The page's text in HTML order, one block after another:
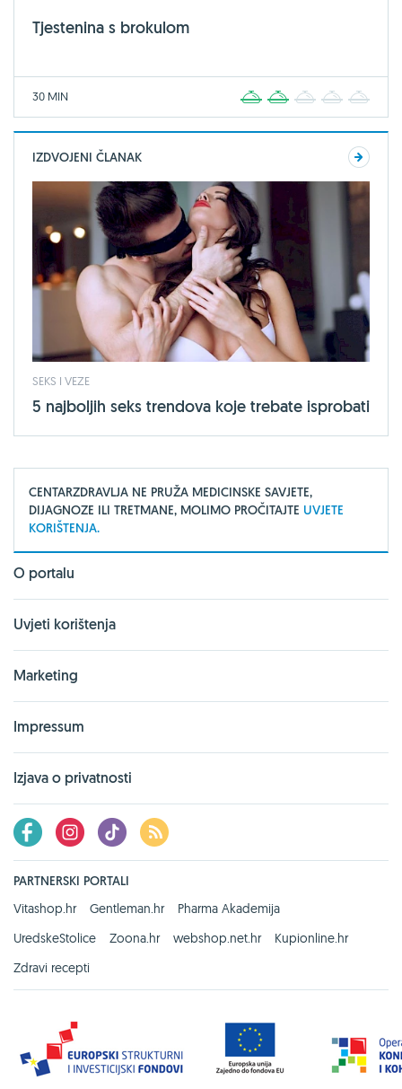
Tjestenina s brokulom
30 MIN 2 3 4
IZDVOJENI ČLANAK
SEKS I VEZE
5 najboljih seks trendova koje trebate isprobati
CENTARZDRAVLJA NE PRUŽA MEDICINSKE SAVJETE,
DIJAGNOZE ILI TRETMANE, MOLIMO PROČITAJTE UVJETE
KORIŠTENJA.
O portalu
Uvjeti korištenja
Marketing
Impressum
Izjava o privatnosti
PARTNERSKI PORTALI
Vitashop.hr
Gentleman.hr
Pharma Akademija
UredskeStolice
Zoona.hr webshop.net.hr
Kupionline.hr
Zdravi recepti